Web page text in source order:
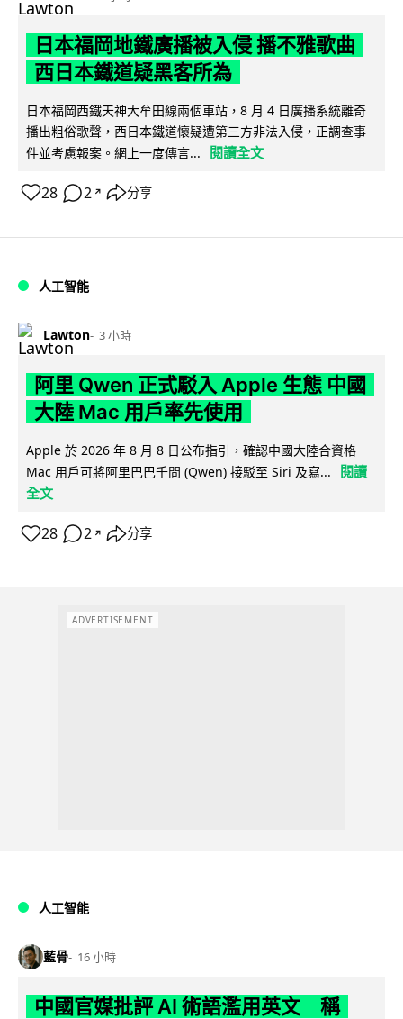
日本福岡地鐵廣播被入侵 播不雅歌曲
西日本鐵道疑黑客所為
日本福岡西鐵天神大牟田線兩個車站，8 月 4 日廣播系統離奇
播出粗俗歌聲，西日本鐵道懷疑遭第三方非法入侵，正調查事
件並考慮報案。網上一度傳言...
閱讀全文
28 2 ↗ 分享
人工智能
Lawton 3 小時
阿里 Qwen 正式駁入 Apple 生態 中國
大陸 Mac 用戶率先使用
Apple 於 2026 年 8 月 8 日公布指引，確認中國大陸合資格
Mac 用戶可將阿里巴巴千問 (Qwen) 接駁至 Siri 及寫...
閱讀
全文
28 2 ↗ 分享
ADVERTISEMENT
人工智能
藍骨 16 小時
中國官媒批評 AI 術語濫用英文 稱